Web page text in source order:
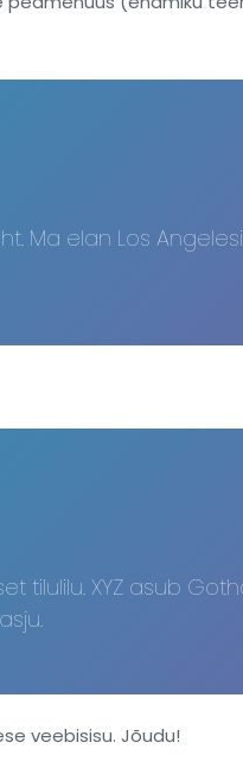
Ma elan Los
tilulilu. XYZ asub
veebisisu. Jõudu!